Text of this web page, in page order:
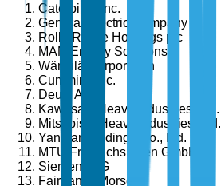
Caterpillar Inc.
General Electric Company
Rolls-Royce Holdings plc
MAN Energy Solutions
Wärtsilä Corporation
Cummins Inc.
Deutz AG
Kawasaki Heavy Industries, Ltd.
Mitsubishi Heavy Industries, Ltd.
Yanmar Holdings Co., Ltd.
MTU Friedrichshafen GmbH
Siemens AG
Fairbanks Morse